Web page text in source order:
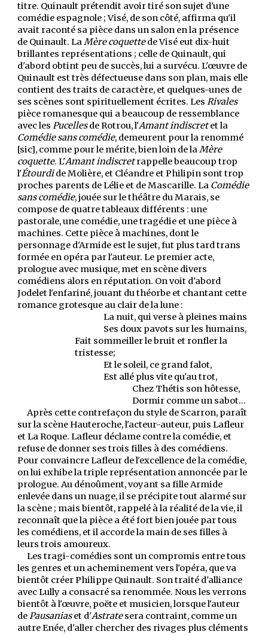
titre. Quinault prétendit avoir tiré son sujet d'une
comédie espagnole ; Visé, de son côté, affirma qu'il
avait raconté sa pièce dans un salon en la présence
de Quinault. LaMère coquettede Visé eut dix-huit
brillantes représentations ; celle de Quinault, qui
d'abord obtint peu de succès, lui a survécu. L'œuvre de
Quinault est très défectueuse dans son plan, mais elle
contient des traits de caractère, et quelques-unes de
ses scènes sont spirituellement écrites. LesRivales
pièce romanesque qui a beaucoup de ressemblance
avec lesPucellesde Rotrou, l'Amant indiscretet la
Comédie sans comédie, demeurent pour la renommé
[sic], comme pour le mérite, bien loin de laMère
coquette. L'Amant indiscretrappelle beaucoup trop
l'Étourdide Molière, et Cléandre et Philipin sont trop
proches parents de Lélie et de Mascarille. La Comédie
sans comédie, jouée sur le théâtre du Marais, se
compose de quatre tableaux différents : une
pastorale, une comédie, une tragédie et une pièce à
machines. Cette pièce à machines, dont le
personnage d'Armide est le sujet, fut plus tard trans
formée en opéra par l'auteur. Le premier acte,
prologue avec musique, met en scène divers
comédiens alors en réputation. On voit d'abord
Jodelet l'enfariné, jouant du théorbe et chantant cette
romance grotesque au clair de la lune :
La nuit, qui verse à pleines mains
Ses doux pavots sur les humains,
Fait sommeiller le bruit et ronfler la
tristesse;
Et le soleil, ce grand falot,
Est allé plus vite qu'au trot,
Chez Thétis son hôtesse,
Dormir comme un sabot...
Après cette contrefaçon du style de Scarron, paraît
sur la scène Hauteroche, l'acteur-auteur, puis Lafleur
et La Roque. Lafleur déclame contre la comédie, et
refuse de donner ses trois filles à des comédiens.
Pour convaincre Lafleur de l'excellence de la comédie,
on lui exhibe la triple représentation annoncée par le
prologue. Au dénoûment, voyant sa fille Armide
enlevée dans un nuage, il se précipite tout alarmé sur
la scène ; mais bientôt, rappelé à la réalité de la vie, il
reconnaît que la pièce a été fort bien jouée par tous
les comédiens, et il accorde la main de ses filles à
leurs trois amoureux.
Les tragi-comédies sont un compromis entre tous
les genres et un acheminement vers l'opéra, que va
bientôt créer Philippe Quinault. Son traité d'alliance
avec Lully a consacré sa renommée. Nous les verrons
bientôt à l'œuvre, poëte et musicien, lorsque l'auteur
dePausaniaset d'Astratesera contraint, comme un
autre Enée, d'aller chercher des rivages plus cléments